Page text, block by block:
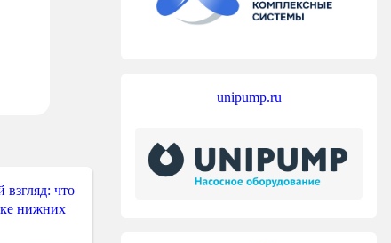
что
нижних
unipump.ru